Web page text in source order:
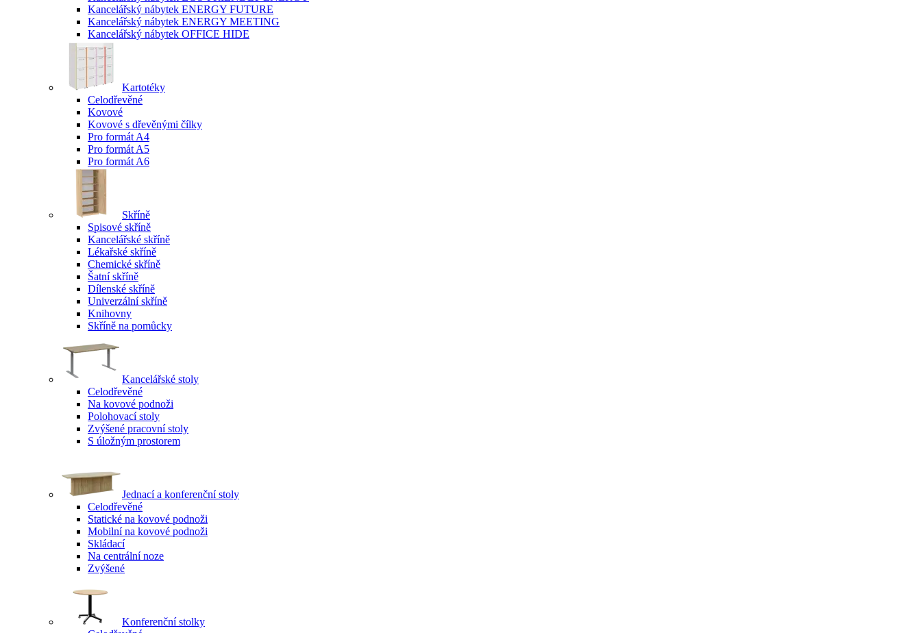
Kancelářský nábytek ENERGY FUTURE
Kancelářský nábytek ENERGY MEETING
Kancelářský nábytek OFFICE HIDE
Kartotéky
Celodřevěné
Kovové
Kovové s dřevěnými čílky
Pro formát A4
Pro formát A5
Pro formát A6
Skříně
Spisové skříně
Kancelářské skříně
Lékařské skříně
Chemické skříně
Šatní skříně
Dílenské skříně
Univerzální skříně
Knihovny
Skříně na pomůcky
Kancelářské stoly
Celodřevěné
Na kovové podnoži
Polohovací stoly
Zvýšené pracovní stoly
S úložným prostorem
Jednací a konferenční stoly
Celodřevěné
Statické na kovové podnoži
Mobilní na kovové podnoži
Skládací
Na centrální noze
Zvýšené
Konferenční stolky